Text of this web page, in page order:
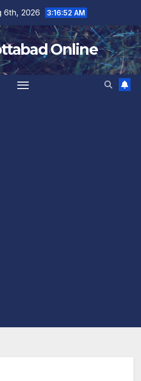
6th, 2026 3:16:53 AM
Online